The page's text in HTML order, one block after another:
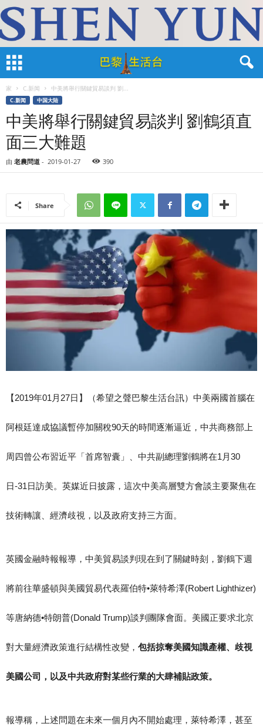
家 C.新闻 中美將舉行關鍵貿易談判 劉...
C.新闻 中国大陆
中美將舉行關鍵貿易談判 劉鶴須直
面三大難題
由 老農問道 - 2019-01-27 390
Share
【2019年01月27日】（希望之聲巴黎生活台訊）中美兩國首腦在
阿根廷達成協議暫停加關稅90天的時間逐漸逼近，中共商務部上
周四曾公布習近平「首席智囊」、中共副總理劉鶴將在1月30
日-31日訪美。英媒近日披露，這次中美高層雙方會談主要聚焦在
技術轉讓、經濟歧視，以及政府支持三方面。
英國金融時報報導，中美貿易談判現在到了關鍵時刻，劉鶴下週
將前往華盛頓與美國貿易代表羅伯特•萊特希澤(Robert Lighthizer)
等唐納德•特朗普(Donald Trump)談判團隊會面。美國正要求北京
對大量經濟政策進行結構性改變， 包括掠奪美國知識產權、歧視
美國公司，以及中共政府對某些行業的大肆補貼政策。
報導稱，上述問題在未來一個月內不開始處理，萊特希澤，甚至